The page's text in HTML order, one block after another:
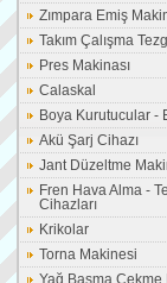
Zımpara Emiş
Takım Çalışma
Pres Makinası
Calaskal
Boya Kurutucular -
Akü Şarj Cihazı
Jant Düzeltme
Fren Hava Alma -
Cihazları
Krikolar
Torna Makinesi
Yağ Basma Çekme